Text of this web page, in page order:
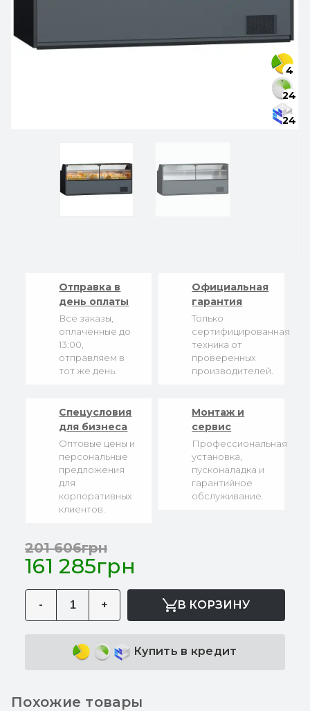
4
24
24
Отправка в
день оплаты
Все заказы,
оплаченные до
13:00,
отправляем в
тот же день.
Официальная
гарантия
Только
сертифицированная
техника от
проверенных
производителей.
Спецусловия
для бизнеса
Оптовые цены и
персональные
предложения
для
корпоративных
клиентов.
Монтаж и
сервис
Профессиональная
установка,
пусконаладка и
гарантийное
обслуживание.
161 285грн
201 606грн
- + В КОРЗИНУ
Купить в кредит
Похожие товары